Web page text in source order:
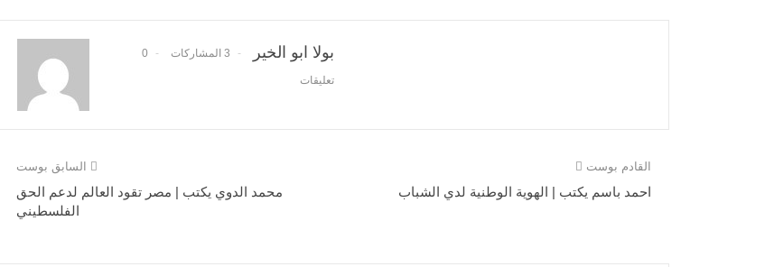
بولا ابو الخير 3 المشاركات 0
تعليقات
السابق بوست
محمد الدوي يكتب | مصر تقود العالم لدعم الحق
الفلسطيني
القادم بوست
احمد باسم يكتب | الهوية الوطنية لدي الشباب